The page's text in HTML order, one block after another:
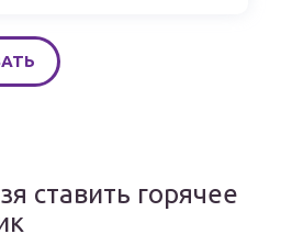
ставить горячее